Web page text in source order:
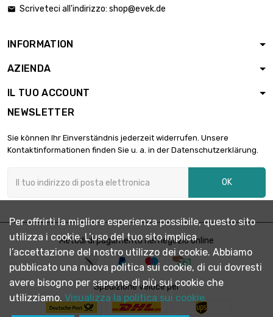
 Scriveteci all'indirizzo: shop@evek.de
INFORMATION
AZIENDA
IL TUO ACCOUNT
NEWSLETTER
Sie können Ihr Einverständnis jederzeit widerrufen. Unsere
Kontaktinformationen finden Sie u. a. in der Datenschutzerklärung.
OK
Metodi di pagamento nel negozio online
Spedizione veloce per
Per offrirti la migliore esperienza possibile, questo sito
utilizza i cookie. L’uso del tuo sito implica
l’accettazione del nostro utilizzo dei cookie. Abbiamo
pubblicato una nuova politica sui cookie, di cui dovresti
avere bisogno per saperne di più sui cookie che
utilizziamo. Visualizza la politica sui cookie.